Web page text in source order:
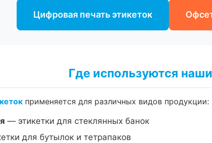
Цифровая печать этикеток
Где используются
применяется для различных видов продукции:
— этикетки для стеклянных банок
для бутылок и тетрапаков